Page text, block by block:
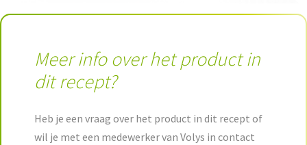
Meer info over het product in
dit recept?
Heb je een vraag over het product in dit recept of
wil je met een medewerker van Volys in contact